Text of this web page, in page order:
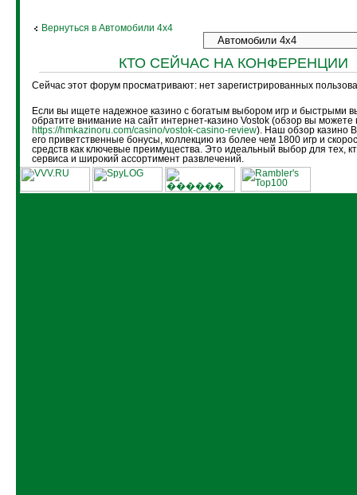
Вернуться в Автомобили 4х4
КТО СЕЙЧАС НА КОНФЕРЕНЦИИ
Сейчас этот форум просматривают: нет зарегистрированных
Если вы ищете надежное казино с богатым выбором игр и быстрыми
обратите внимание на сайт интернет-казино Vostok (обзор вы можете
https://hmkazinoru.com/casino/vostok-casino-review). Наш обзор казино
его приветственные бонусы, коллекцию из более чем 1800 игр и
средств как ключевые преимущества. Это идеальный выбор для тех,
сервиса и широкий ассортимент развлечений.